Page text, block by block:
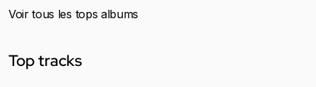
Voir tous les tops albums
Top tracks